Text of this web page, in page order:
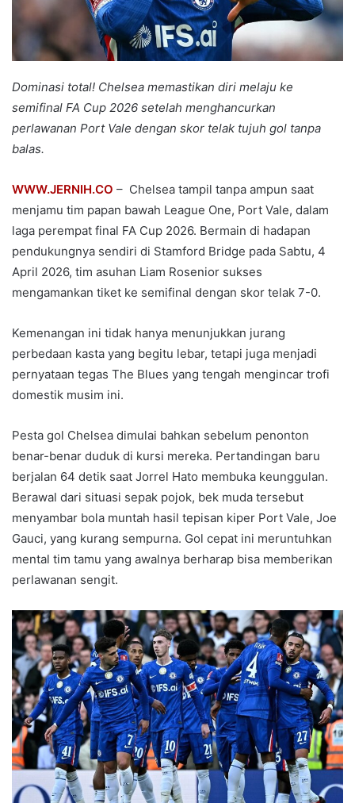
Dominasi total! Chelsea memastikan diri melaju ke
semifinal FA Cup 2026 setelah menghancurkan
perlawanan Port Vale dengan skor telak tujuh gol tanpa
balas.
WWW.JERNIH.CO – Chelsea tampil tanpa ampun saat
menjamu tim papan bawah League One, Port Vale, dalam
laga perempat final FA Cup 2026. Bermain di hadapan
pendukungnya sendiri di Stamford Bridge pada Sabtu, 4
April 2026, tim asuhan Liam Rosenior sukses
mengamankan tiket ke semifinal dengan skor telak 7-0.
Kemenangan ini tidak hanya menunjukkan jurang
perbedaan kasta yang begitu lebar, tetapi juga menjadi
pernyataan tegas The Blues yang tengah mengincar trofi
domestik musim ini.
Pesta gol Chelsea dimulai bahkan sebelum penonton
benar-benar duduk di kursi mereka. Pertandingan baru
berjalan 64 detik saat Jorrel Hato membuka keunggulan.
Berawal dari situasi sepak pojok, bek muda tersebut
menyambar bola muntah hasil tepisan kiper Port Vale, Joe
Gauci, yang kurang sempurna. Gol cepat ini meruntuhkan
mental tim tamu yang awalnya berharap bisa memberikan
perlawanan sengit.